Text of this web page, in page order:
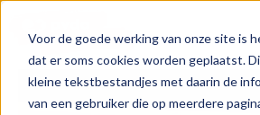
Voor de goede werking van onze site is
dat er soms cookies worden geplaatst.
kleine tekstbestandjes met daarin de
van een gebruiker die op meerdere